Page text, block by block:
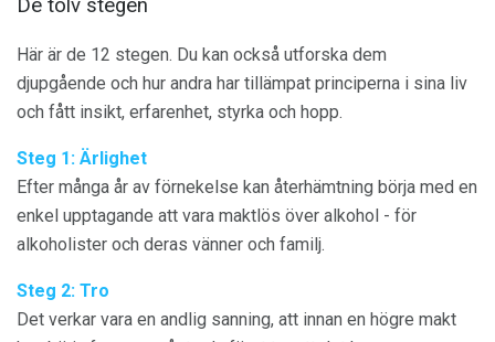
De tolv stegen
Här är de 12 stegen. Du kan också utforska dem
djupgående och hur andra har tillämpat principerna i sina liv
och fått insikt, erfarenhet, styrka och hopp.
Steg 1: Ärlighet
Efter många år av förnekelse kan återhämtning börja med en
enkel upptagande att vara maktlös över alkohol - för
alkoholister och deras vänner och familj.
Steg 2: Tro
Det verkar vara en andlig sanning, att innan en högre makt